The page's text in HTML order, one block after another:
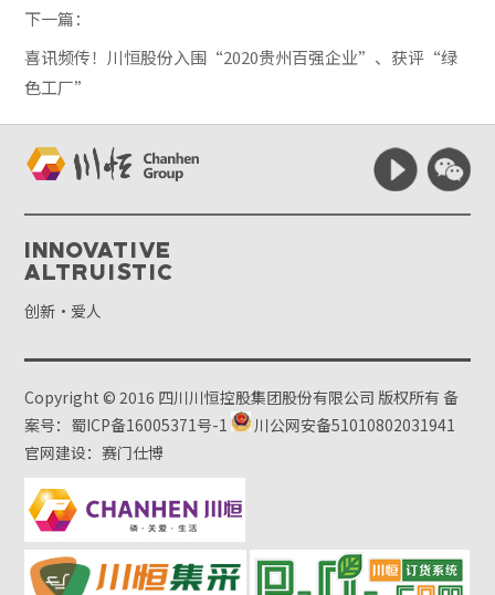
下一篇：
喜讯频传！川恒股份入围“2020贵州百强企业”、获评“绿
色工厂”
Innovative
Altruistic
创新·爱人
Copyright © 2016 四川川恒控股集团股份有限公司 版权所有备
案号：蜀ICP备16005371号-1
川公网安备51010802031941
官网建设：赛门仕博